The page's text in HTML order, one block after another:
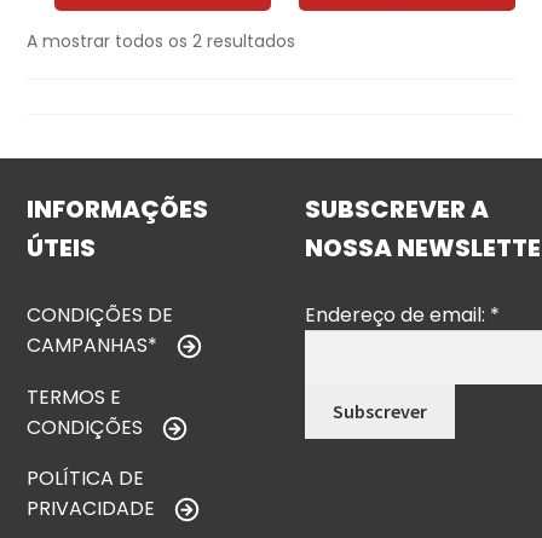
A mostrar todos os 2 resultados
INFORMAÇÕES
ÚTEIS
CONDIÇÕES DE
CAMPANHAS*
TERMOS E
CONDIÇÕES
POLÍTICA DE
PRIVACIDADE
SUBSCREVER A
NOSSA
Endereço de email: *